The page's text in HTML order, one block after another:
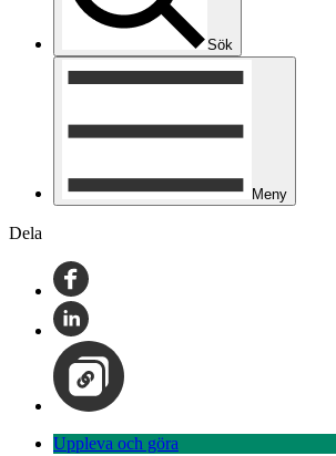
Sök
Meny
Dela
Uppleva och göra